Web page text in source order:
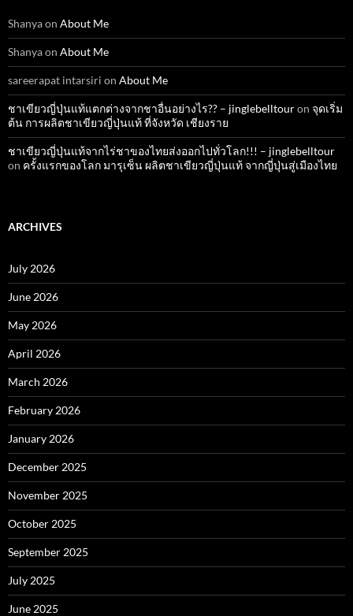
Shanyaon About Me
Shanyaon About Me
sareerapat intarsiri on About Me
ชาเขียวญี่ปุ่นแท้แตกต่างจากชาอื่นอย่างไร?? – jinglebelltouron จุดเริ่ม
ต้น การผลิตชาเขียวญี่ปุ่นแท้ ที่จังหวัด เชียงราย
ชาเขียวญี่ปุ่นแท้จากไร่ชาของไทยส่งออกไปทั่วโลก!!! – jinglebelltour
on ครั้งแรกของโลก มารุเซ็น ผลิตชาเขียวญี่ปุ่นแท้ จากญี่ปุ่นสู่เมืองไทย
ARCHIVES
July 2026
June 2026
May 2026
April 2026
March 2026
February 2026
January 2026
December 2025
November 2025
October 2025
September 2025
July 2025
June 2025